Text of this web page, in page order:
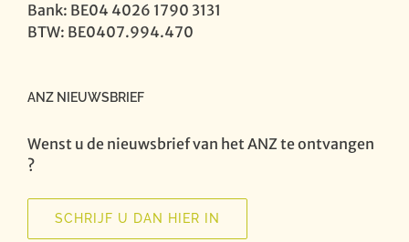
Bank: BE04 4026 1790 3131
BTW: BE0407.994.470
ANZ NIEUWSBRIEF
Wenst u de nieuwsbrief van het ANZ te ontvangen
?
SCHRIJF U DAN HIER IN